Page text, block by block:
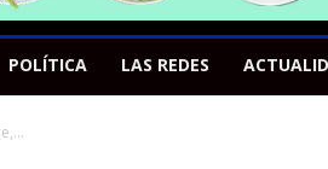
POLÍTICA LAS REDES